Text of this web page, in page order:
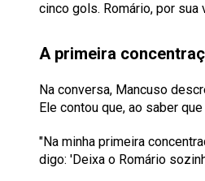
cinco gols. Romário, por
A primeira
Na conversa, Mancuso
Ele contou que, ao saber
"Na minha primeira
digo: 'Deixa o Romário